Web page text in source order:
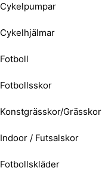
Cykelpumpar
Cykelhjälmar
Fotboll
Fotbollsskor
Konstgrässkor/Grässkor
Indoor / Futsalskor
Fotbollskläder